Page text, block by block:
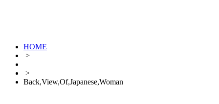
HOME
>
>
Back,View,Of,Japanese,Woman